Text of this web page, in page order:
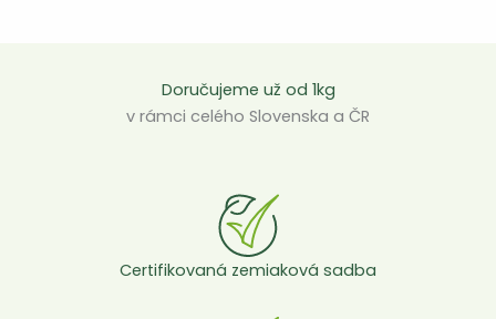
Doručujeme už od 1kg
v rámci celého Slovenska a ČR
Certifikovaná zemiaková sadba